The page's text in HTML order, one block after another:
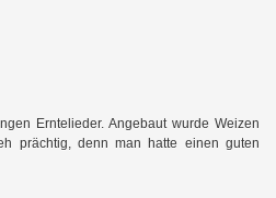
Erntelieder. Angebaut wurde Weizen
prächtig, denn man hatte einen guten